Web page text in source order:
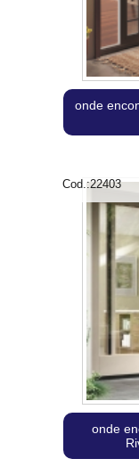
onde
Cod.:22403
onde